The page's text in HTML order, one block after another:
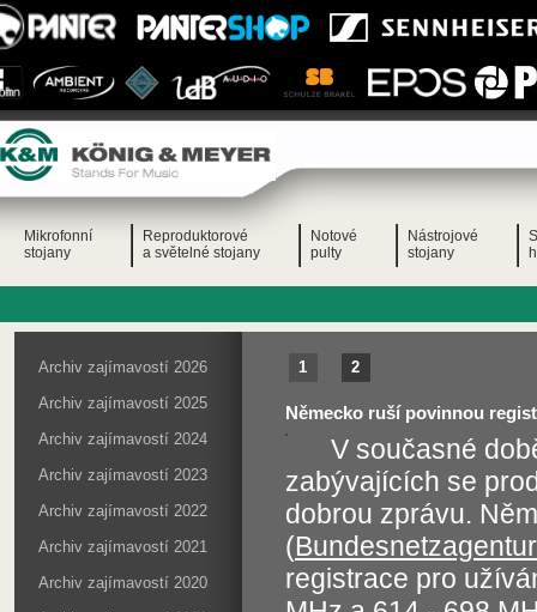
Archiv zajímavostí 2026
Archiv zajímavostí 2025
Archiv zajímavostí 2024
Archiv zajímavostí 2023
Archiv zajímavostí 2022
Archiv zajímavostí 2021
Archiv zajímavostí 2020
1 2
Německo ruší povinnou
V současné
zabývajících se
dobrou zprávu.
(Bundesnetzagentur
registrace pro
Mikrofonní
stojany
Reproduktorové
a světelné stojany
Notové
pulty
Nástrojové
stojany